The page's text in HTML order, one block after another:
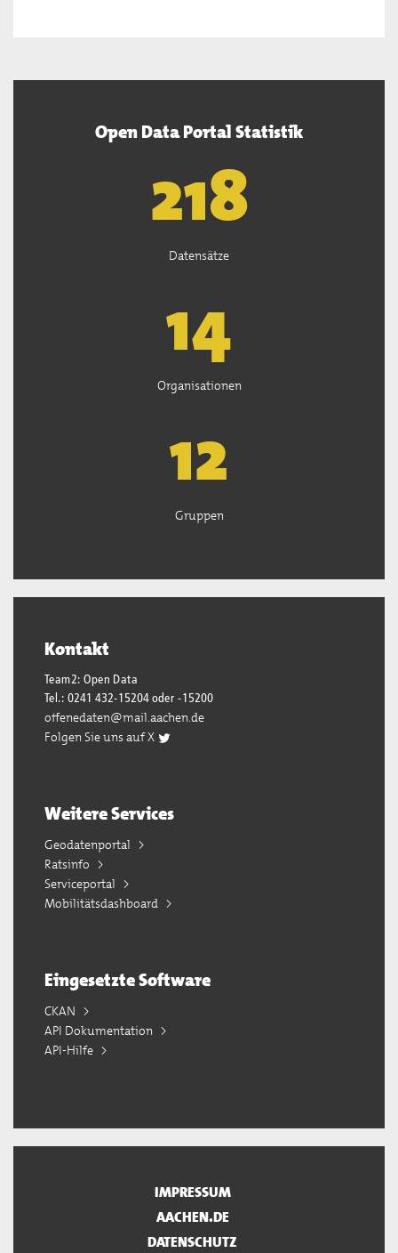
Open Data Portal Statistik
220
Datensätze
15
Organisationen
13
Gruppen
Kontakt
Team2: Open Data
Tel.: 0241 432-15204 oder -15200
offenedaten@mail.aachen.de
Folgen Sie uns auf X
Weitere Services
Geodatenportal
Ratsinfo
Serviceportal
Mobilitätsdashboard
Eingesetzte Software
CKAN
API Dokumentation
API-Hilfe
IMPRESSUM
AACHEN.DE
DATENSCHUTZ